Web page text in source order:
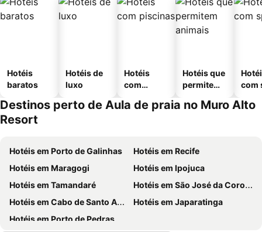
Hotéis
baratos
Hotéis de
luxo
Hotéis
com
Hotéis que
permitem
com
Destinos perto de Aula de praia no Muro Alto
Resort
Hotéis em Porto de Galinhas
Hotéis em Recife
Hotéis em Maragogi
Hotéis em Ipojuca
Hotéis em Tamandaré
Hotéis em São José da Coroa Grande
Hotéis em Cabo de Santo Agostinho
Hotéis em Japaratinga
Hotéis em Porto de Pedras